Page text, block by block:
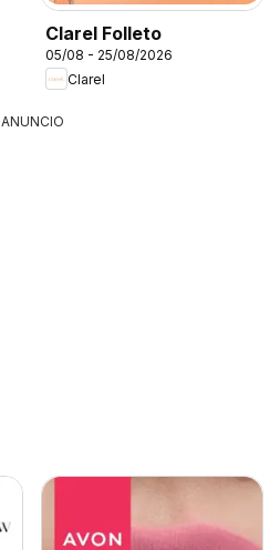
Clarel Folleto
05/08 - 25/08/2026
Clarel
ANUNCIO